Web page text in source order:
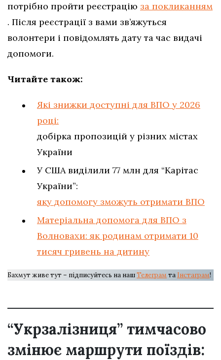
потрібно пройти реєстрацію за покликанням
. Після реєстрації з вами зв’яжуться
волонтери і повідомлять дату та час видачі
допомоги.
Читайте також:
Які знижки доступні для ВПО у 2026
році:
добірка пропозицій у різних містах
України
У США виділили 77 млн для “Карітас
України”:
яку допомогу зможуть отримати ВПО
Матеріальна допомога для ВПО з
Волновахи: як родинам отримати 10
тисяч гривень на дитину
Бахмут живе тут – підписуйтесь на нашТелеграм та Інстаграм!
“Укрзалізниця” тимчасово
змінює маршрути поїздів: